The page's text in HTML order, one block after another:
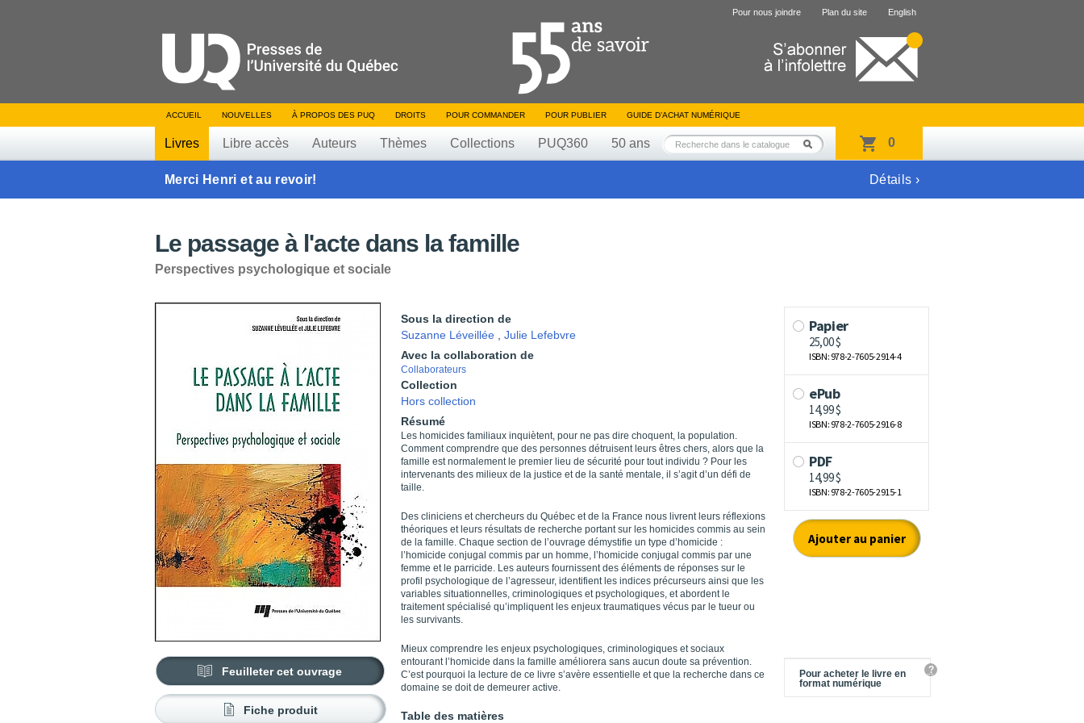
Pour nous joindre Plan du site English
ACCUEIL NOUVELLES À PROPOS DES PUQ DROITS POUR COMMANDER POUR PUBLIER GUIDE D’ACHAT NUMÉRIQUE
Livres Libre accès Auteurs Thèmes Collections PUQ360 50 ans 0
Merci Henri et au revoir! Détails ›
Le passage à l'acte dans la famille
Perspectives psychologique et sociale
Feuilleter cet ouvrage
Fiche produit
Sous la direction de
Suzanne Léveillée
Julie Lefebvre
Avec la collaboration de
Collaborateurs
Collection
Hors collection
Résumé
Les homicides familiaux inquiètent, pour ne pas dire choquent, la population.
Comment comprendre que des personnes détruisent leurs êtres chers, alors que la
famille est normalement le premier lieu de sécurité pour tout individu ? Pour les
intervenants des milieux de la justice et de la santé mentale, il s’agit d’un défi de
taille.
Des cliniciens et chercheurs du Québec et de la France nous livrent leurs réflexions
théoriques et leurs résultats de recherche portant sur les homicides commis au sein
de la famille. Chaque section de l’ouvrage démystifie un type d’homicide :
l’homicide conjugal commis par un homme, l’homicide conjugal commis par une
femme et le parricide. Les auteurs fournissent des éléments de réponses sur le
profil psychologique de l’agresseur, identifient les indices précurseurs ainsi que les
variables situationnelles, criminologiques et psychologiques, et abordent le
traitement spécialisé qu’impliquent les enjeux traumatiques vécus par le tueur ou
les survivants.
Mieux comprendre les enjeux psychologiques, criminologiques et sociaux
entourant l’homicide dans la famille améliorera sans aucun doute sa prévention.
C’est pourquoi la lecture de ce livre s’avère essentielle et que la recherche dans ce
domaine se doit de demeurer active.
Table des matières
Pour acheter le livre en
format numérique
?